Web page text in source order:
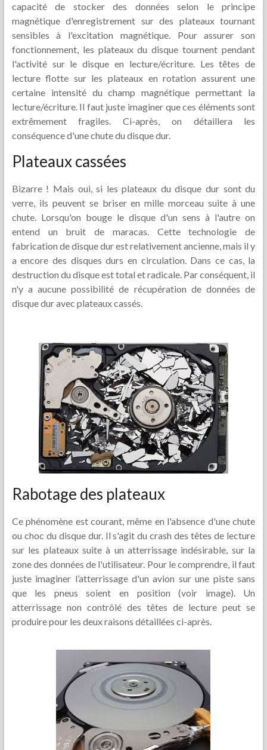
capacité de stocker des données selon le principe
magnétique d'enregistrement sur des plateaux tournant
sensibles à l'excitation magnétique. Pour assurer son
fonctionnement, les plateaux du disque tournent pendant
l'activité sur le disque en lecture/écriture. Les têtes de
lecture flotte sur les plateaux en rotation assurent une
certaine intensité du champ magnétique permettant la
lecture/écriture. Il faut juste imaginer que ces éléments sont
extrêmement fragiles. Ci-après, on détaillera les
conséquence d'une chute du disque dur.
Plateaux cassées
Bizarre ! Mais oui, si les plateaux du disque dur sont du
verre, ils peuvent se briser en mille morceau suite à une
chute. Lorsqu'on bouge le disque d'un sens à l'autre on
entend un bruit de maracas. Cette technologie de
fabrication de disque dur est relativement ancienne, mais il y
a encore des disques durs en circulation. Dans ce cas, la
destruction du disque est total et radicale. Par conséquent, il
n'y a aucune possibilité de récupération de données de
disque dur avec plateaux cassés.
Rabotage des plateaux
Ce phénomène est courant, même en l'absence d'une chute
ou choc du disque dur. Il s'agit du crash des têtes de lecture
sur les plateaux suite à un atterrissage indésirable, sur la
zone des données de l'utilisateur. Pour le comprendre, il faut
juste imaginer l’atterrissage d'un avion sur une piste sans
que les pneus soient en position (voir image). Un
atterrissage non contrôlé des têtes de lecture peut se
produire pour les deux raisons détaillées ci-après.